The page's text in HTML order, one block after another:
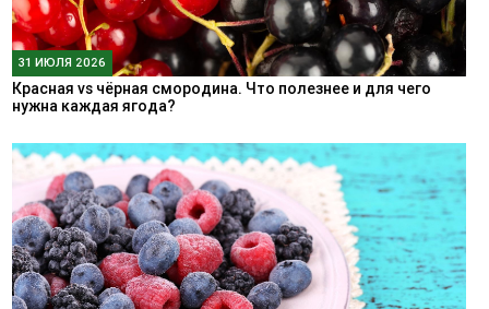
31 ИЮЛЯ 2026
Красная vs чёрная смородина. Что полезнее и для чего
нужна каждая ягода?